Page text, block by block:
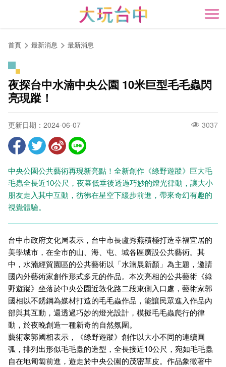
開
首頁 最新消息 最新消息
夜探台中水湳中央公園 10米巨型毛毛蟲閃
亮現蹤！
更新日期：2024-06-07 3037
中央公園公共藝術再現新亮點！全新創作《綠野遊蹤》巨大毛
毛蟲全長近10公尺，夜幕低垂後透過巧妙的燈光律動，讓大小
朋友走入其中互動，彷彿在星空下緩步前進，帶來奇幻有趣的
視覺體驗。
台中市政府文化局表示，台中市長盧秀燕積極打造幸福宜居的
美學城市，在全市的山、海、屯、城各區廣設公共藝術。其
中，水湳經貿園區的公共藝術以「水湳展新顏」為主題，邀請
國內外藝術家創作形式多元的作品。本次亮相的公共藝術《綠
野遊蹤》坐落於中央公園近敦化路二段東側入口處，藝術家郭
國相以不銹鋼為媒材打造的毛毛蟲作品，能讓民眾進入作品內
部與其互動，還透過巧妙的燈光設計，模擬毛毛蟲爬行的律
動，於夜晚創造一種新奇的自然氛圍。
藝術家郭國相表示，《綠野遊蹤》創作以大小不同的連續圓
弧，排列出形似毛毛蟲的造型，全長接近10公尺，宛如毛毛蟲
自在地匍匐前進，遊走於中央公園的茂密草皮。作品象徵著中